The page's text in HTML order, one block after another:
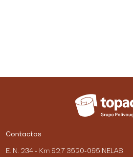
Contactos
E. N. 234 - Km 92,7 3520-095 NELAS